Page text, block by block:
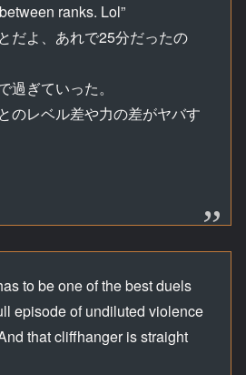
ranks. Lol”
だよ、あれで25分だったの
過ぎていった。
のレベル差や力の差がヤバす
to be one of the best duels
episode of undiluted violence
that cliffhanger is straight